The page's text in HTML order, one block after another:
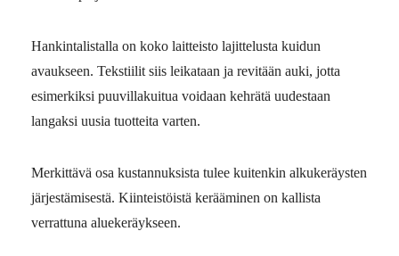
Hankintalistalla on koko laitteisto lajittelusta kuidun
avaukseen. Tekstiilit siis leikataan ja revitään auki, jotta
esimerkiksi puuvillakuitua voidaan kehrätä uudestaan
langaksi uusia tuotteita varten.
Merkittävä osa kustannuksista tulee kuitenkin alkukeräysten
järjestämisestä. Kiinteistöistä kerääminen on kallista
verrattuna aluekeräykseen.